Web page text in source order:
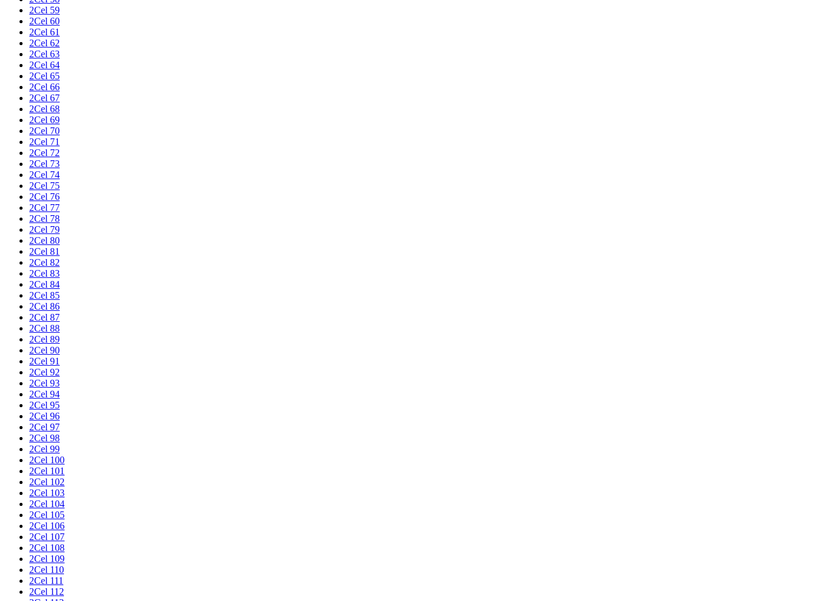
2Cel 59
2Cel 60
2Cel 61
2Cel 62
2Cel 63
2Cel 64
2Cel 65
2Cel 66
2Cel 67
2Cel 68
2Cel 69
2Cel 70
2Cel 71
2Cel 72
2Cel 73
2Cel 74
2Cel 75
2Cel 76
2Cel 77
2Cel 78
2Cel 79
2Cel 80
2Cel 81
2Cel 82
2Cel 83
2Cel 84
2Cel 85
2Cel 86
2Cel 87
2Cel 88
2Cel 89
2Cel 90
2Cel 91
2Cel 92
2Cel 93
2Cel 94
2Cel 95
2Cel 96
2Cel 97
2Cel 98
2Cel 99
2Cel 100
2Cel 101
2Cel 102
2Cel 103
2Cel 104
2Cel 105
2Cel 106
2Cel 107
2Cel 108
2Cel 109
2Cel 110
2Cel 111
2Cel 112